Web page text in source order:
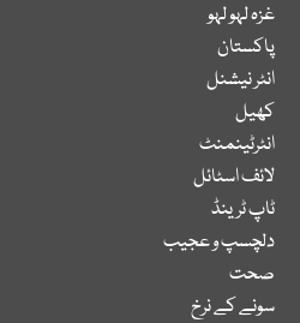
غزہ لہو لہو
پاکستان
انٹر نیشنل
کھیل
انٹرٹینمنٹ
لائف اسٹائل
ٹاپ ٹرینڈ
دلچسپ و عجیب
صحت
سونے کے نرخ